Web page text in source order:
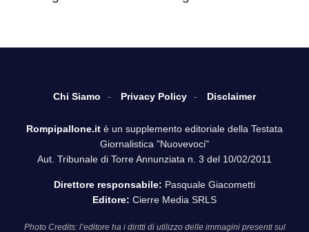
Chi Siamo Privacy Policy Disclaimer
Rompipallone.it è un supplemento editoriale della Testata
Giornalistica "Nuovevoci"
Aut. Tribunale di Torre Annunziata n. 3 del 10/02/2011
Direttore responsabile: Pasquale Giacometti
Editore: Cierre Media SRLS
Photo Credits: l’editore ha i diritti di utilizzo delle immagini presenti sul